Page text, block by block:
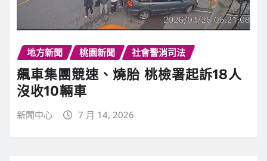
地方新聞 桃園新聞 社會警消司法
飆車集團競速、燒胎 桃檢署起訴18人
沒收10輛車
新聞中心 7 月 14, 2026